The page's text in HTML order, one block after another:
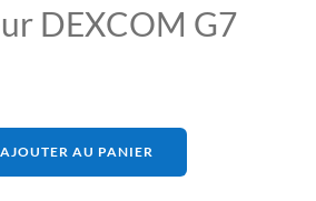
DEXCOM G7
AJOUTER AU PANIER